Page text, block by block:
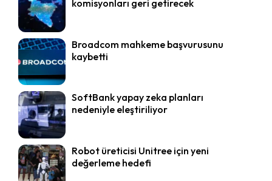
komisyonları geri getirecek
Broadcom mahkeme başvurusunu
kaybetti
SoftBank yapay zeka planları
nedeniyle eleştiriliyor
Robot üreticisi Unitree için yeni
değerleme hedefi